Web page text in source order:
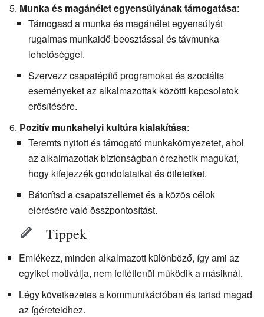
Munka és magánélet egyensúlyának támogatása:
Támogasd a munka és magánélet egyensúlyát
rugalmas munkaidő-beosztással és távmunka
lehetőséggel.
Szervezz csapatépítő programokat és szociális
eseményeket az alkalmazottak közötti kapcsolatok
erősítésére.
Pozitív munkahelyi kultúra kialakítása:
Teremts nyitott és támogató munkakörnyezetet, ahol
az alkalmazottak biztonságban érezhetik magukat,
hogy kifejezzék gondolataikat és ötleteiket.
Bátorítsd a csapatszellemet és a közös célok
elérésére való összpontosítást.
Tippek
Emlékezz, minden alkalmazott különböző, így ami az
egyiket motiválja, nem feltétlenül működik a másiknál.
Légy következetes a kommunikációban és tartsd magad
az ígéreteidhez.